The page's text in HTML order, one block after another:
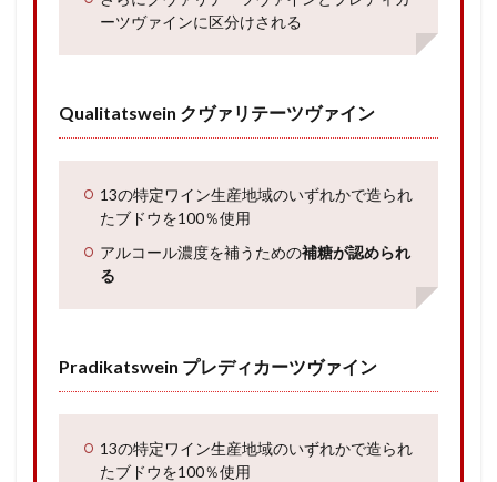
ーツヴァインに区分けされる
Qualitatswein クヴァリテーツヴァイン
13の特定ワイン生産地域のいずれかで造られ
たブドウを100％使用
アルコール濃度を補うための補糖が認められ
る
Pradikatswein プレディカーツヴァイン
13の特定ワイン生産地域のいずれかで造られ
たブドウを100％使用